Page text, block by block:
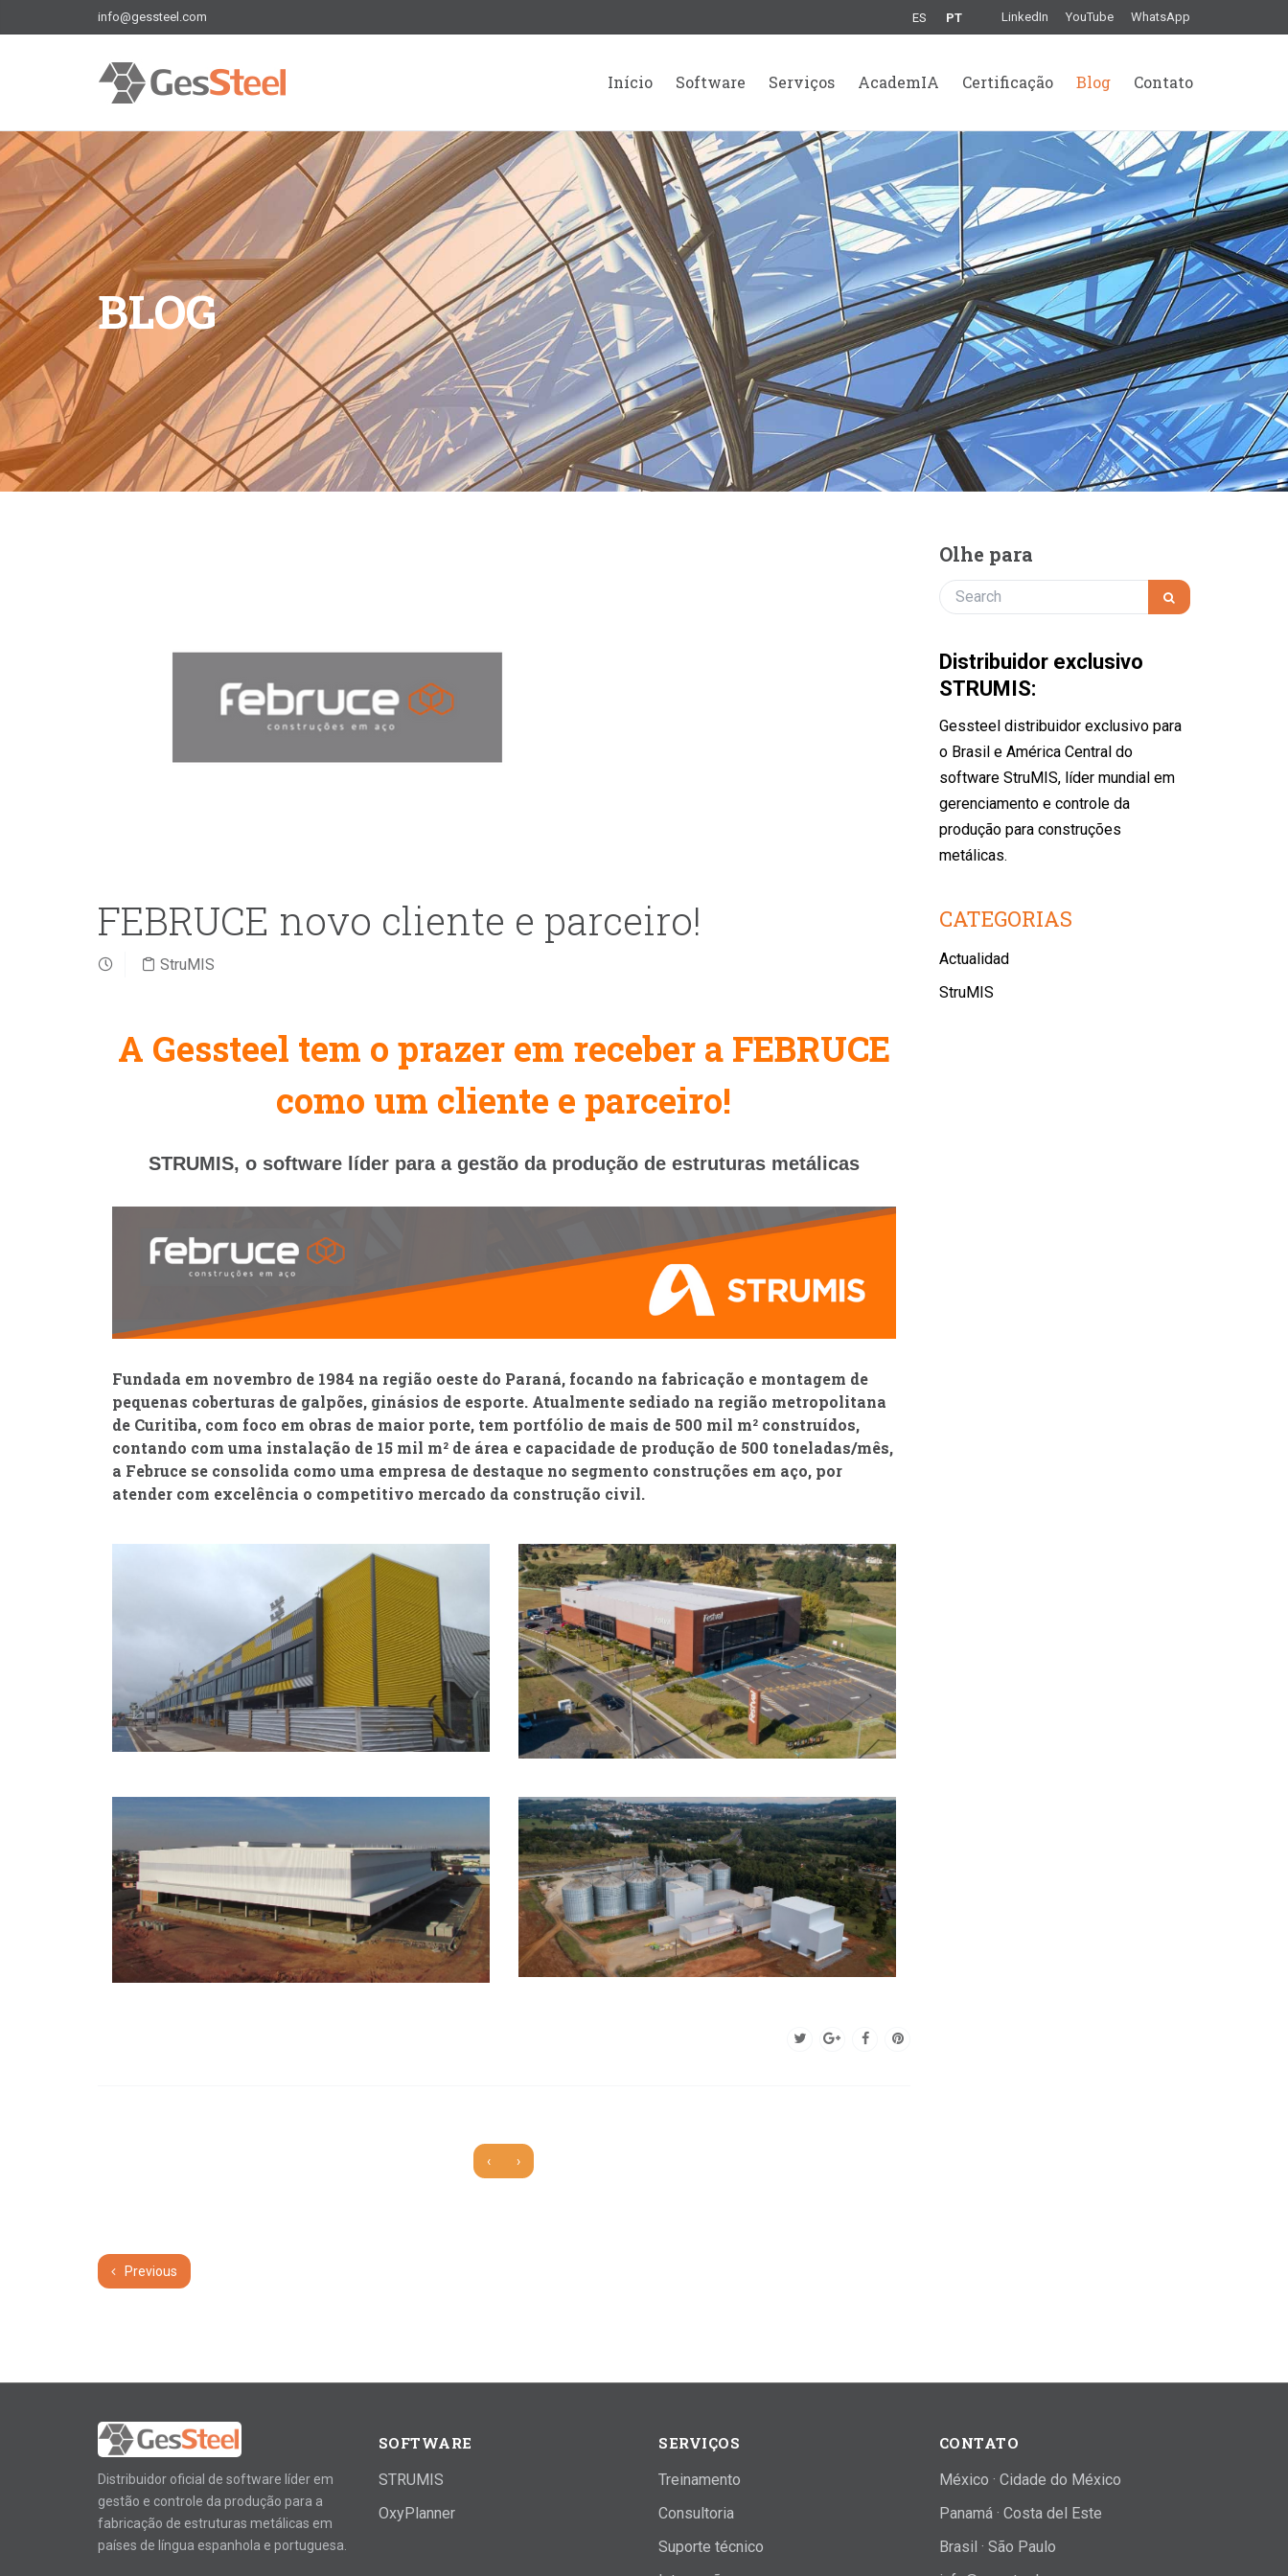
info@gessteel.com ES PT LinkedIn YouTube WhatsApp
Início Software Serviços AcademIA Certificação Blog Contato
BLOG
FEBRUCE novo cliente e parceiro!
StruMIS
A Gessteel tem o prazer em receber a FEBRUCE
como um cliente e parceiro!
STRUMIS, o software líder para a gestão da produção de estruturas metálicas
Fundada em novembro de 1984 na região oeste do Paraná, focando na fabricação e montagem de
pequenas coberturas de galpões, ginásios de esporte. Atualmente sediado na região metropolitana
de Curitiba, com foco em obras de maior porte, tem portfólio de mais de 500 mil m² construídos,
contando com uma instalação de 15 mil m² de área e capacidade de produção de 500 toneladas/mês,
a Februce se consolida como uma empresa de destaque no segmento construções em aço, por
atender com excelência o competitivo mercado da construção civil.
‹ ›
Previous
Olhe para
Distribuidor exclusivo
STRUMIS:
Gessteel distribuidor exclusivo para
o Brasil e América Central do
software StruMIS, líder mundial em
gerenciamento e controle da
produção para construções
metálicas.
CATEGORIAS
Actualidad
StruMIS
Distribuidor oficial de software líder em
gestão e controle da produção para a
fabricação de estruturas metálicas em
países de língua espanhola e portuguesa.
SOFTWARE
STRUMIS
OxyPlanner
SERVIÇOS
Treinamento
Consultoria
Suporte técnico
CONTATO
México · Cidade do México
Panamá · Costa del Este
Brasil · São Paulo